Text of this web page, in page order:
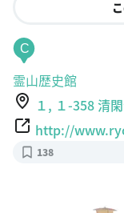
霊山歴史館
１, １-358 清
http://
138